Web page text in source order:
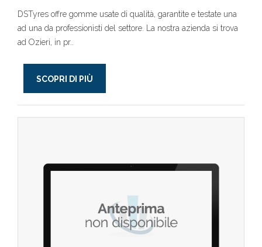
DSTyres offre gomme usate di qualità, garantite e testate una
ad una da professionisti del settore. La nostra azienda si trova
ad Ozieri, in pr..
SCOPRI DI PIÙ